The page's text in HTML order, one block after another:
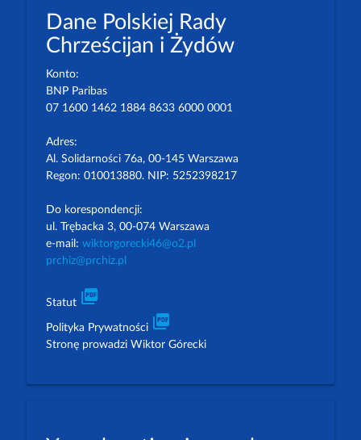
Dane Polskiej Rady
Chrześcijan i Żydów
Konto:
BNP Paribas
07 1600 1462 1884 8633 6000 0001
Adres:
Al. Solidarności 76a, 00-145 Warszawa
Regon: 010013880. NIP: 5252398217
Do korespondencji:
ul. Trębacka 3, 00-074 Warszawa
e-mail: wiktorgorecki46@o2.pl
prchiz@prchiz.pl
Statut picture_as_pdf
Polityka Prywatności picture_as_pdf
Stronę prowadzi Wiktor Górecki